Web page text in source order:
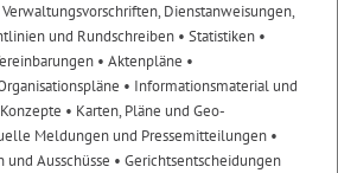
Verwaltungsvorschriften, Dienstanweisungen,
und Rundschreiben • Statistiken •
• Aktenpläne •
• Informationsmaterial und
• Karten, Pläne und Geo-
Meldungen und Pressemitteilungen •
und Ausschüsse • Gerichtsentscheidungen